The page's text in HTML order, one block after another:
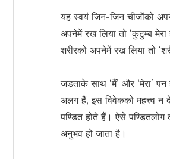
यह स्वयं जिन-जिन चीजोंको
अपनेमें रख लिया तो ‘कुटुम्ब मेरा
शरीरको अपनेमें रख लिया तो
जडताके साथ ‘मैं’ और ‘मेरा’
अलग हैं, इस विवेकको महत्त्व न
पण्डित होते हैं। ऐसे
अनुभव हो जाता है।